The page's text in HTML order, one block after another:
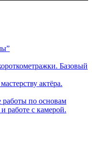
Базовый
актёра.
по основам
работе с камерой.